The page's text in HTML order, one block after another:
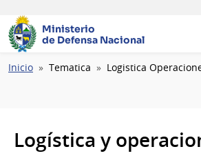
Ministerio
de Defensa Nacional
Ruta
Inicio Tematica Logistica
Logística y